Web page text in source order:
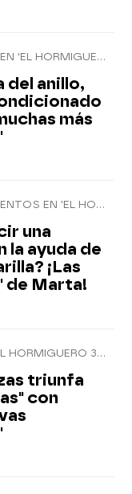
LOS CONSEJOS DE MARTA HAZAS EN 'EL HORMIGUERO 3.0'
del anillo,
más
NUEVOS CONSEJOS Y DESCUBRIMIENTOS EN 'EL HORMIGUERO 3.0'
una
la ayuda de
¡Las
de Marta!
LOS CONSEJOS DE LA ACTRIZ EN 'EL HORMIGUERO 3.0'
triunfa
con